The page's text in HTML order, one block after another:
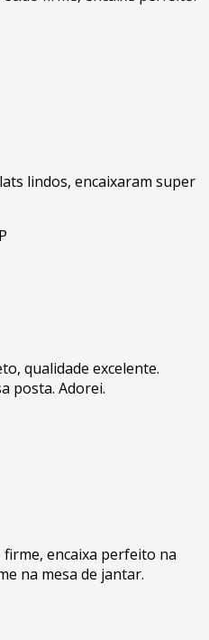
lindos, encaixaram super
qualidade excelente.
posta. Adorei.
encaixa perfeito na
na mesa de jantar.